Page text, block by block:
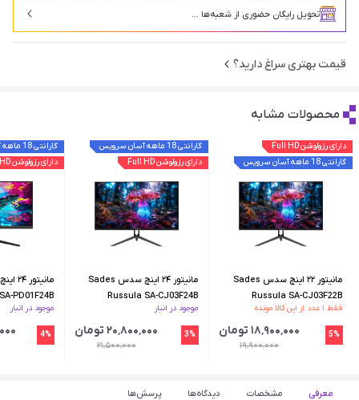
تحویل رایگان حضوری از شعبه‌ها ...
قیمت بهتری سراغ دارید؟
محصولات مشابه
دارای رزولوشن Full HD
گارانتی 18 ماهه آسان سرویس
مانیتور ۲۲ اینچ سدس Sades
Russula SA-CJ03F22B
فقط ۱ عدد از این کالا مونده
5% ۱۸٬۹۰۰٬۰۰۰ تومان
۱۹٬۹۰۰٬۰۰۰
گارانتی 18 ماهه آسان سرویس
دارای رزولوشن Full HD
مانیتور ۲۴ اینچ سدس Sades
Russula SA-CJ03F24B
موجود در انبار
3% ۲۰٬۸۰۰٬۰۰۰ تومان
۲۱٬۵۰۰٬۰۰۰
گارانتی 18 ماهه آسان سرویس
دارای رزولوشن Full HD
PD01F24B
موجود در انبار
4%
معرفی مشخصات دیدگاه‌ها پرسش‌ها